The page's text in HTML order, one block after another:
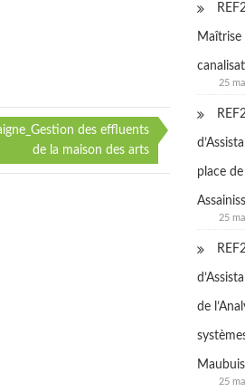
des effluents
de la maison des arts
25
place
25
de
25